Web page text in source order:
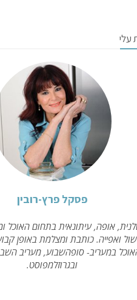
עלי
פסקל פרץ-רובין
אופה, עיתונאית בתחום האוכל
ואפייה. כותבת ומצלמת באופן
במעריב- סופהשבוע, מעריב
ובגרוזלמפוסט.